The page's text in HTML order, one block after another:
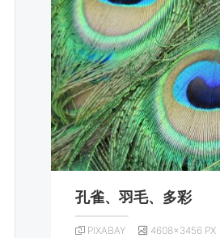
孔雀、羽毛、多彩
PIXABAY 4608×3456 PX